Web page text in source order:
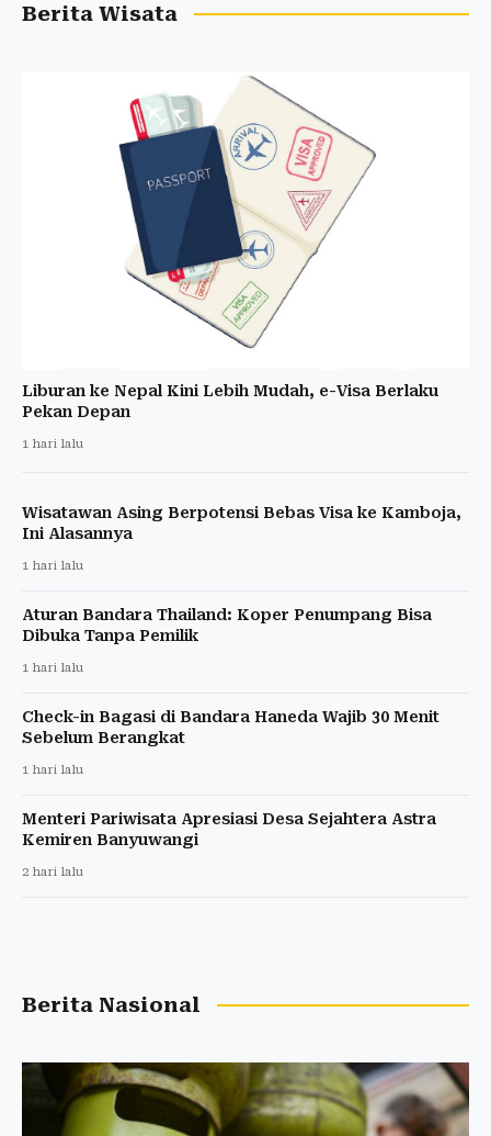
Berita Wisata
Liburan ke Nepal Kini Lebih Mudah, e-Visa Berlaku
Pekan Depan
1 hari lalu
Wisatawan Asing Berpotensi Bebas Visa ke Kamboja,
Ini Alasannya
1 hari lalu
Aturan Bandara Thailand: Koper Penumpang Bisa
Dibuka Tanpa Pemilik
1 hari lalu
Check-in Bagasi di Bandara Haneda Wajib 30 Menit
Sebelum Berangkat
1 hari lalu
Menteri Pariwisata Apresiasi Desa Sejahtera Astra
Kemiren Banyuwangi
2 hari lalu
Berita Nasional